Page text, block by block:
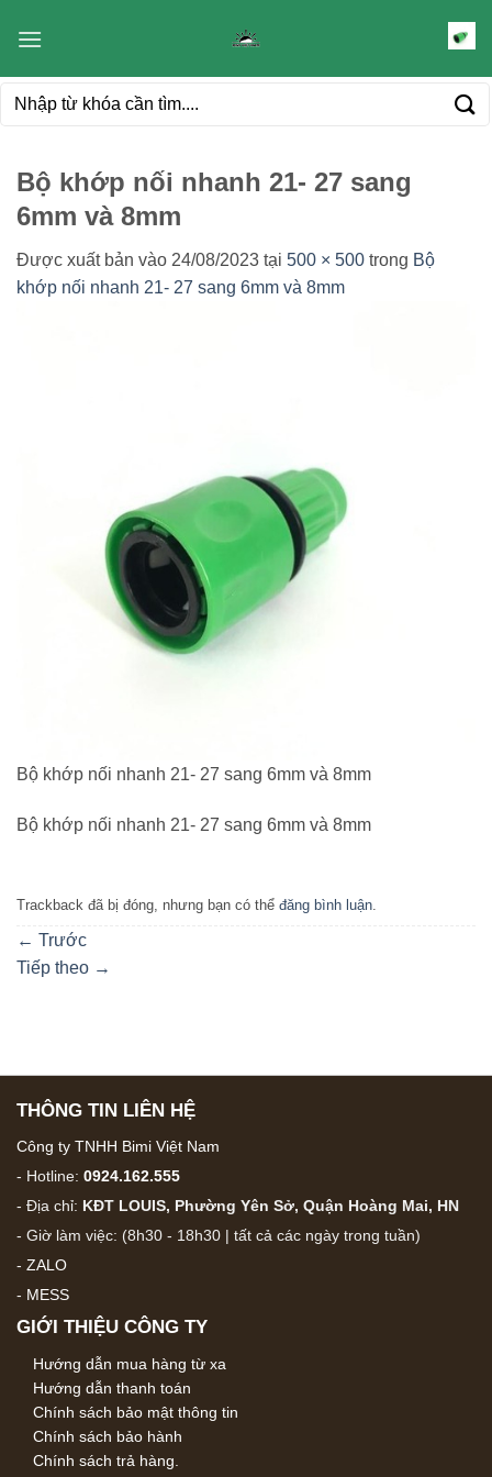
qua
dung
Tìm
Bộ khớp nối nhanh 21- 27 sang
6mm và 8mm
Được xuất bản vào 24/08/2023 tại 500 × 500 trong Bộ
khớp nối nhanh 21- 27 sang 6mm và 8mm
Bộ khớp nối nhanh 21- 27 sang 6mm và 8mm
Bộ khớp nối nhanh 21- 27 sang 6mm và 8mm
Trackback đã bị đóng, nhưng bạn có thể đăng bình luận.
← Trước
Tiếp theo →
THÔNG TIN LIÊN HỆ
Công ty TNHH Bimi Việt Nam
- Hotline: 0924.162.555
- Địa chỉ: KĐT LOUIS, Phường Yên Sở, Quận Hoàng Mai, HN
- Giờ làm việc: (8h30 - 18h30 | tất cả các ngày trong tuần)
- ZALO
- MESS
GIỚI THIỆU CÔNG TY
Hướng dẫn mua hàng từ xa
Hướng dẫn thanh toán
Chính sách bảo mật thông tin
Chính sách bảo hành
Chính sách trả hàng.